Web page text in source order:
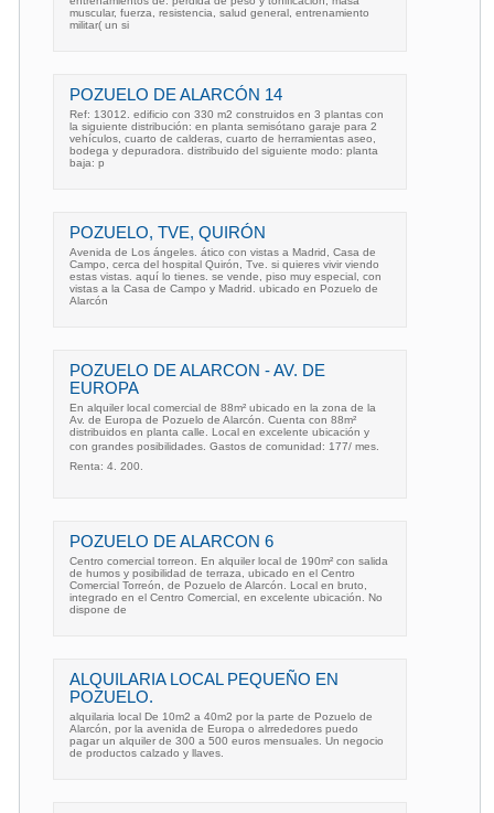
muscular, fuerza, resistencia, salud general, entrenamiento
militar( un si
POZUELO DE ALARCÓN 14
Ref: 13012. edificio con 330 m2 construidos en 3 plantas con
la siguiente distribución: en planta semisótano garaje para 2
vehículos, cuarto de calderas, cuarto de herramientas aseo,
bodega y depuradora. distribuido del siguiente modo: planta
baja: p
POZUELO, TVE, QUIRÓN
Avenida de Los ángeles. ático con vistas a Madrid, Casa de
Campo, cerca del hospital Quirón, Tve. si quieres vivir viendo
estas vistas. aquí lo tienes. se vende, piso muy especial, con
vistas a la Casa de Campo y Madrid. ubicado en Pozuelo de
Alarcón
POZUELO DE ALARCON - AV. DE
EUROPA
En alquiler local comercial de 88m² ubicado en la zona de la
Av. de Europa de Pozuelo de Alarcón. Cuenta con 88m²
distribuidos en planta calle. Local en excelente ubicación y
con grandes posibilidades. Gastos de comunidad: 177/ mes.
Renta: 4. 200.
POZUELO DE ALARCON 6
Centro comercial torreon. En alquiler local de 190m² con salida
de humos y posibilidad de terraza, ubicado en el Centro
Comercial Torreón, de Pozuelo de Alarcón. Local en bruto,
integrado en el Centro Comercial, en excelente ubicación. No
dispone de
ALQUILARIA LOCAL PEQUEÑO EN
POZUELO.
alquilaria local De 10m2 a 40m2 por la parte de Pozuelo de
Alarcón, por la avenida de Europa o alrrededores puedo
pagar un alquiler de 300 a 500 euros mensuales. Un negocio
de productos calzado y llaves.